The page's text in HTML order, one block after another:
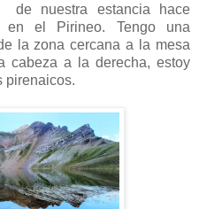
nuestra estancia hace
en el Pirineo. Tengo una
la zona cercana a la mesa
cabeza a la derecha, estoy
pirenaicos.